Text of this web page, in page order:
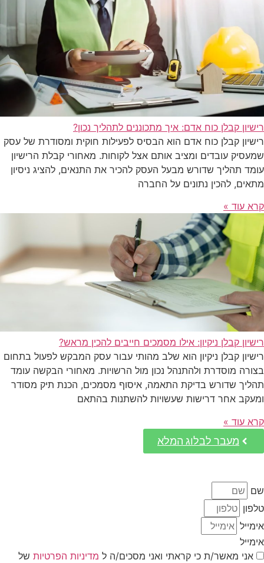
רישיון קבלן כוח אדם: איך מתכוננים לתהליך נכון?
רישיון קבלן כוח אדם הוא הבסיס לפעילות חוקית ומסודרת של עסק
שמעסיק עובדים ומציב אותם אצל לקוחות. מאחורי קבלת הרישיון
עומד תהליך שדורש מבעל העסק להכיר את התנאים, להציג ניסיון
מתאים, להכין נתונים על החברה
קרא עוד »
רישיון קבלן ניקיון: אילו מסמכים חייבים להכין מראש?
רישיון קבלן ניקיון הוא שלב מהותי עבור עסק המבקש לפעול בתחום
בצורה מוסדרת ולהתנהל נכון מול הרשויות. מאחורי הבקשה עומד
תהליך שדורש בדיקת התאמה, איסוף מסמכים, הכנת תיק מסודר
ומעקב אחר דרישות שעשויות להשתנות בהתאם
קרא עוד »
מעבר לבלוג המלא
שם
טלפון
אימייל
אימייל
אני מאשר/ת כי קראתי ואני מסכים/ה ל מדיניות הפרטיות של